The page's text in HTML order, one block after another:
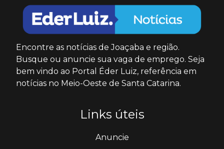
Encontre as notícias de Joaçaba e região.
Busque ou anuncie sua vaga de emprego. Seja
bem vindo ao Portal Éder Luiz, referência em
notícias no Meio-Oeste de Santa Catarina.
Links úteis
Anuncie